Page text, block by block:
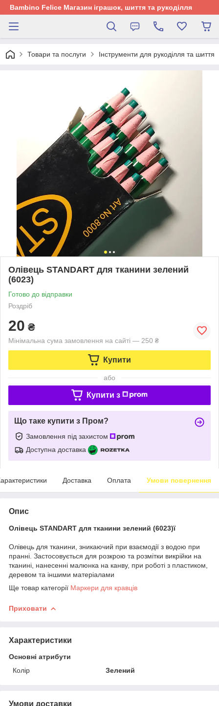
Bambino Felice Магазин іграшок, шиття та рукоділля
Товари та послуги Інструменти для рукоділля та шиття
Олівець STANDART для тканини зелений
(6023)
Готово до відправки
Роздріб
20 ₴
Мінімальна сума замовлення на сайті — 250 ₴
Купити
або
Купити з
Що таке купити з Пром?
Замовлення під захистом
Доступна доставка
Доставка Оплата Умови повернення
Опис
Олівець STANDART для тканини зелений (6023)ї
Олівець для тканини, зникаючий при взаємодії з водою при
пранні. Застосовується для розкрою та розмітки викрійки на
тканині, нанесенні малюнка на канву, при роботі з пластиком,
деревом та іншими матеріалами
Ще товар категорії Маркери для кравців
Приховати
Характеристики
Основні атрибути
Колір
Зелений
Умови доставки